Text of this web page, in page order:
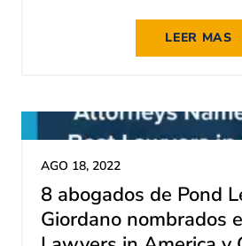
LEER MAS
AGO 18, 2022
8 abogados de Pond
Giordano nombrados